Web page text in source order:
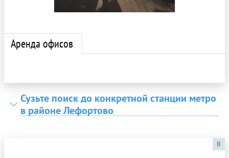
Аренда офисов
Сузьте поиск до конкретной станции метро
в районе Лефортово
B